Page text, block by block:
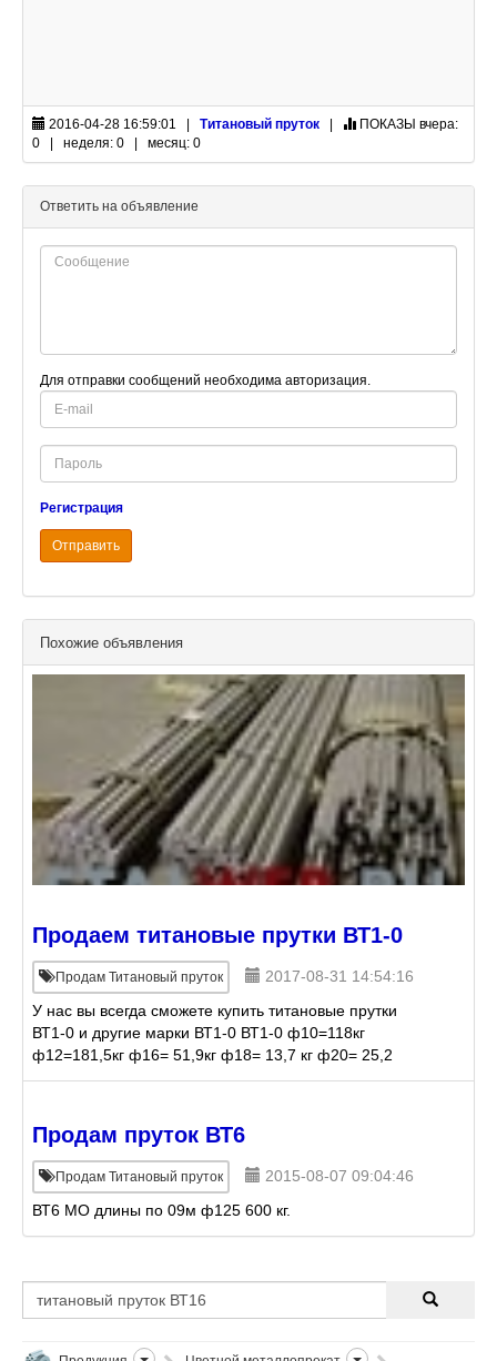
2016-04-28 16:59:01 | Титановый пруток ПОКАЗЫ вчера:
0 | неделя: 0 | месяц: 0
Ответить на объявление
Для отправки сообщений необходима авторизация.
E-
mail
Password
Регистрация
Отправить
Похожие объявления
Продаем титановые прутки ВТ1-0
Продам Титановый пруток
2017-08-31 14:54:16
У нас вы всегда сможете купить титановые прутки
ВТ1-0 и другие марки ВТ1-0 ВТ1-0 ф10=118кг
ф12=181,5кг ф16= 51,9кг ф18= 13,7 кг ф20= 25,2
ф25= 154,2 кг ф30= 189,6кг ф35= 184,6 ф40= 73,5
Продам пруток ВТ6
Продам Титановый пруток
2015-08-07 09:04:46
ВТ6 МО длины по 09м ф125 600 кг.